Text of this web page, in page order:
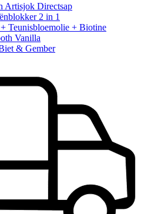
Artisjok Directsap
2 in 1
Teunisbloemolie + Biotine
Vanilla
& Gember